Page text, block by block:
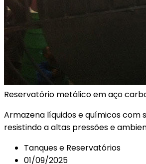
Reservatório metálicoemaço
Armazena líquidos e químicos com
resistindo a altas pressões e
Tanques e Reservatórios
01/09/2025